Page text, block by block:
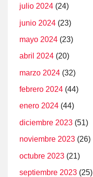
julio 2024 (24)
junio 2024 (23)
mayo 2024 (23)
abril 2024 (20)
marzo 2024 (32)
febrero 2024 (44)
enero 2024 (44)
diciembre 2023 (51)
noviembre 2023 (26)
octubre 2023 (21)
septiembre 2023 (25)